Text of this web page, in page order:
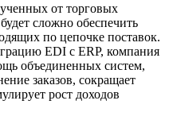
от торговых
сложно обеспечить
по цепочке поставок.
EDI с ERP, компания
объединенных систем,
заказов, сокращает
рост доходов